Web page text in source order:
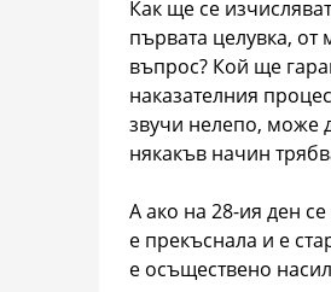
Как ще се
първата целувка,
въпрос? Кой ще
наказателния
звучи нелепо, може
някакъв начин
А ако на 28-ия ден
е прекъснала и е
е осъществено